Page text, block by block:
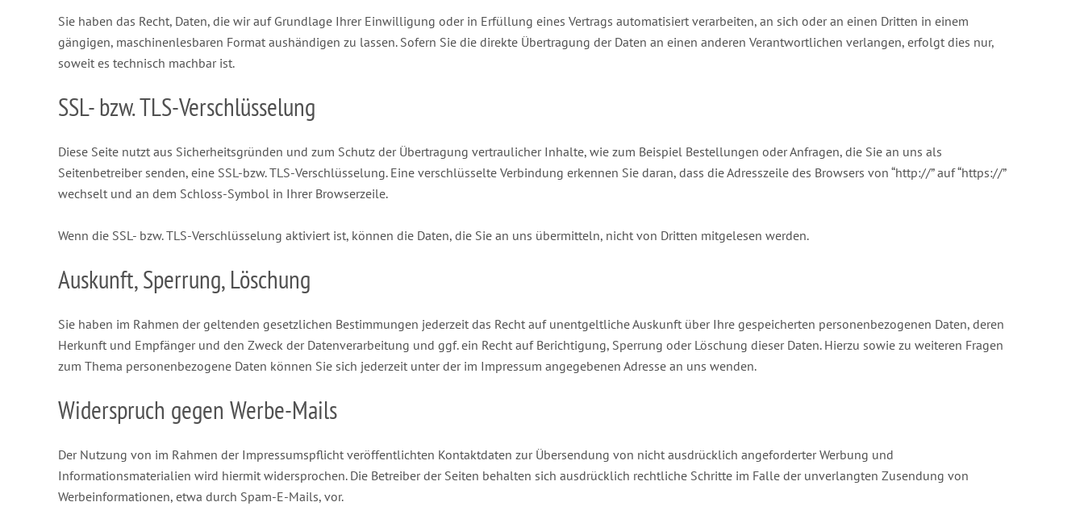
Sie haben das Recht, Daten, die wir auf Grundlage Ihrer Einwilligung oder in Erfüllung eines Vertrags automatisiert verarbeiten, an sich oder an einen Dritten in einem
gängigen, maschinenlesbaren Format aushändigen zu lassen. Sofern Sie die direkte Übertragung der Daten an einen anderen Verantwortlichen verlangen, erfolgt dies nur,
soweit es technisch machbar ist.
SSL- bzw. TLS-Verschlüsselung
Diese Seite nutzt aus Sicherheitsgründen und zum Schutz der Übertragung vertraulicher Inhalte, wie zum Beispiel Bestellungen oder Anfragen, die Sie an uns als
Seitenbetreiber senden, eine SSL-bzw. TLS-Verschlüsselung. Eine verschlüsselte Verbindung erkennen Sie daran, dass die Adresszeile des Browsers von “http://” auf “https://”
wechselt und an dem Schloss-Symbol in Ihrer Browserzeile.
Wenn die SSL- bzw. TLS-Verschlüsselung aktiviert ist, können die Daten, die Sie an uns übermitteln, nicht von Dritten mitgelesen werden.
Auskunft, Sperrung, Löschung
Sie haben im Rahmen der geltenden gesetzlichen Bestimmungen jederzeit das Recht auf unentgeltliche Auskunft über Ihre gespeicherten personenbezogenen Daten, deren
Herkunft und Empfänger und den Zweck der Datenverarbeitung und ggf. ein Recht auf Berichtigung, Sperrung oder Löschung dieser Daten. Hierzu sowie zu weiteren Fragen
zum Thema personenbezogene Daten können Sie sich jederzeit unter der im Impressum angegebenen Adresse an uns wenden.
Widerspruch gegen Werbe-Mails
Der Nutzung von im Rahmen der Impressumspflicht veröffentlichten Kontaktdaten zur Übersendung von nicht ausdrücklich angeforderter Werbung und
Informationsmaterialien wird hiermit widersprochen. Die Betreiber der Seiten behalten sich ausdrücklich rechtliche Schritte im Falle der unverlangten Zusendung von
Werbeinformationen, etwa durch Spam-E-Mails, vor.